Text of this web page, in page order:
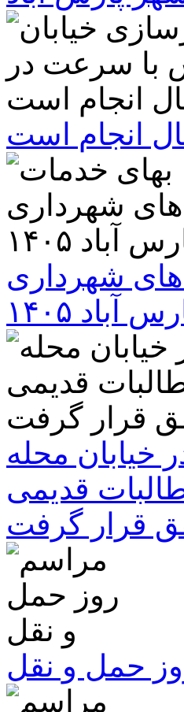
انجام است
شهرداری
آباد ۱۴۰۵
خیابان محله
قدیمی
قرار گرفت
حمل و نقل